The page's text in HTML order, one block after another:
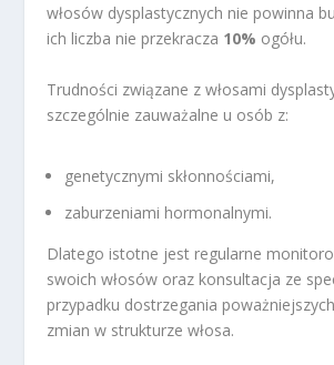
włosów dysplastycznych nie powinna
ich liczba nie przekracza 10% ogółu.
Trudności związane z włosami
szczególnie zauważalne u osób z:
genetycznymi skłonnościami,
zaburzeniami hormonalnymi.
Dlatego istotne jest regularne
swoich włosów oraz konsultacja ze
przypadku dostrzegania
zmian w strukturze włosa.